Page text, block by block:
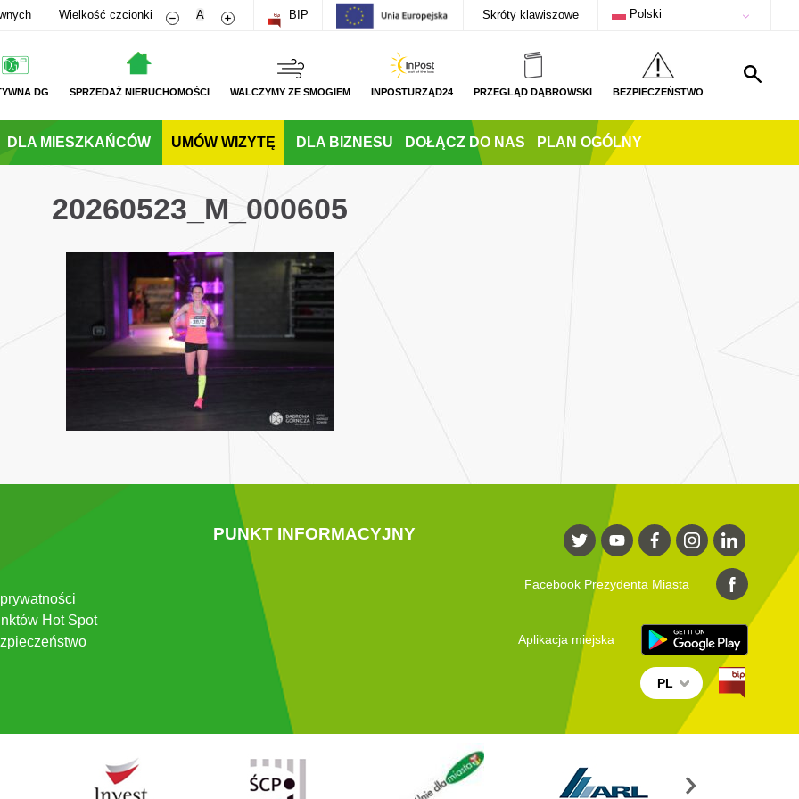
Wielkość czcionki Zmniejsz rozmiar czcionki
A Zwiększ rozmiar czcionki
BIP Skróty klawiszowe Polski
DG SPRZEDAŻ NIERUCHOMOŚCI WALCZYMY ZE SMOGIEM INPOSTURZĄD24 PRZEGLĄD DĄBROWSKI BEZPIECZEŃSTWO
DLA MIESZKAŃCÓW UMÓW WIZYTĘ DLA BIZNESU DOŁĄCZ DO NAS PLAN OGÓLNY
20260523_M_000605
Hot Spot
PUNKT INFORMACYJNY
Facebook Prezydenta Miasta
Aplikacja miejska
PL